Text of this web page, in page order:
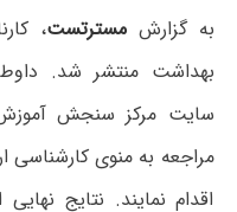
به گزارشمسترتست،
بهداشت منتشر شد.
سایت مرکز سنجش
مراجعه به منوی کارشناسی
اقدام نمایند. نتایج